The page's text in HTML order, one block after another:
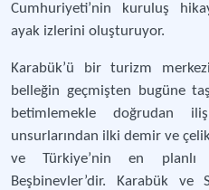
Cumhuriyeti’nin kuruluş
ayak izlerini oluşturuyor.
Karabük’ü bir turizm
belleğin geçmişten bugüne
betimlemekle doğrudan
unsurlarından ilki demir ve
ve Türkiye’nin en planlı
Beşbinevler’dir. Karabük ve